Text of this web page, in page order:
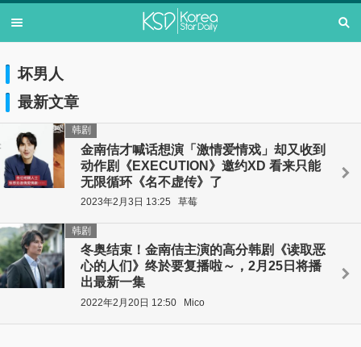
坏男人
最新文章
金南佶才喊话想演「激情爱情戏」却又收到
动作剧《EXECUTION》邀约XD 看来只能
无限循环《名不虚传》了
韩剧
2023年2月3日 13:25 草莓
冬奥结束！金南佶主演的高分韩剧《读取恶
心的人们》终於要复播啦～，2月25日将播
出最新一集
韩剧
2022年2月20日 12:50 Mico